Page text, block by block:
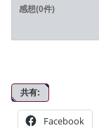
感想(0件)
共有:
Facebook